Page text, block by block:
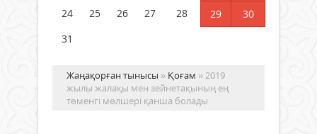
24
25 26 27 28 29
30
31
Жаңақорған тынысы » Қоғам » 2019
жылы жалақы мен зейнетақының ең
төменгі мөлшері қанша болады